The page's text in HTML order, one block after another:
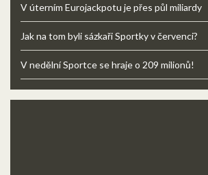
V úterním Eurojackpotu je přes půl miliardy
Jak na tom byli sázkaři Sportky v červenci?
V nedělní Sportce se hraje o 209 milionů!